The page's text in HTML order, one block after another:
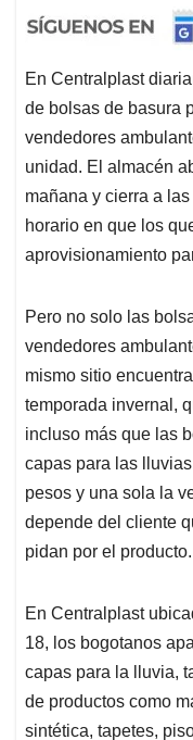
En Centralplast
de bolsas de basura
vendedores
unidad. El almacén
mañana y cierra a
horario en que los
aprovisionamiento
Pero no solo las
vendedores
mismo sitio
temporada invernal,
incluso más que las
capas para las
pesos y una sola la
depende del cliente
pidan por el producto.
En Centralplast
18, los bogotanos
capas para la lluvia,
de productos como
sintética, tapetes,